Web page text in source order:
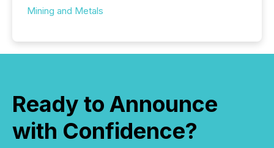
Mining and Metals
Ready to Announce
with Confidence?